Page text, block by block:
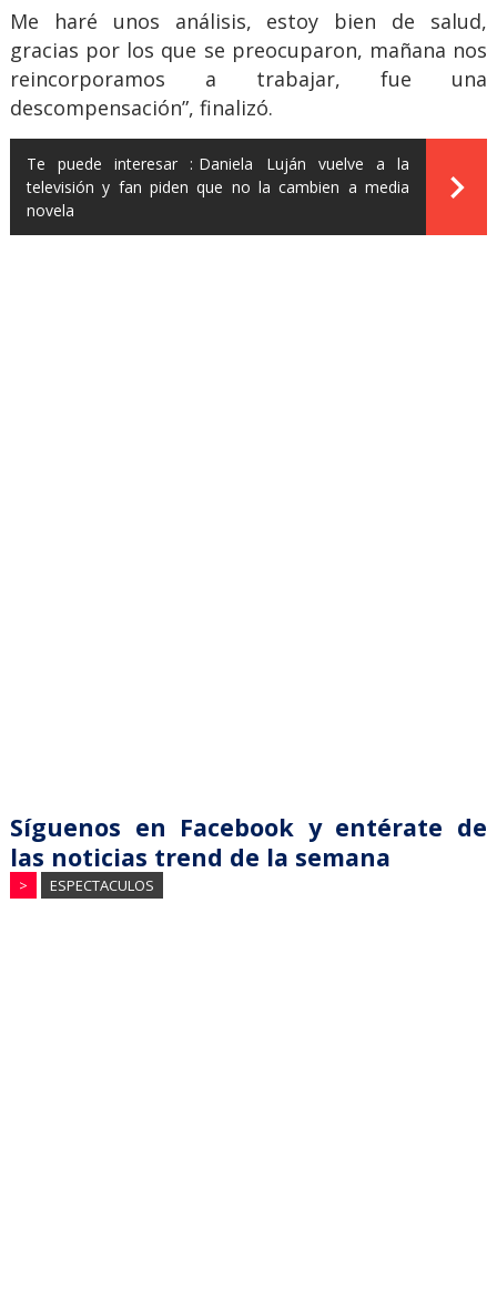
Me haré unos análisis, estoy bien de salud,
gracias por los que se preocuparon, mañana nos
reincorporamos a trabajar, fue una
descompensación”, finalizó.
Te puede interesar : Daniela Luján vuelve a la
televisión y fan piden que no la cambien a media
novela
Síguenos en Facebook y entérate de
las noticias trend de la semana
> ESPECTACULOS